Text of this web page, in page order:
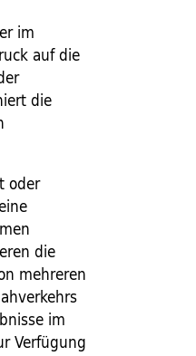
im
auf die
die
oder
die
mehreren
im
Verfügung